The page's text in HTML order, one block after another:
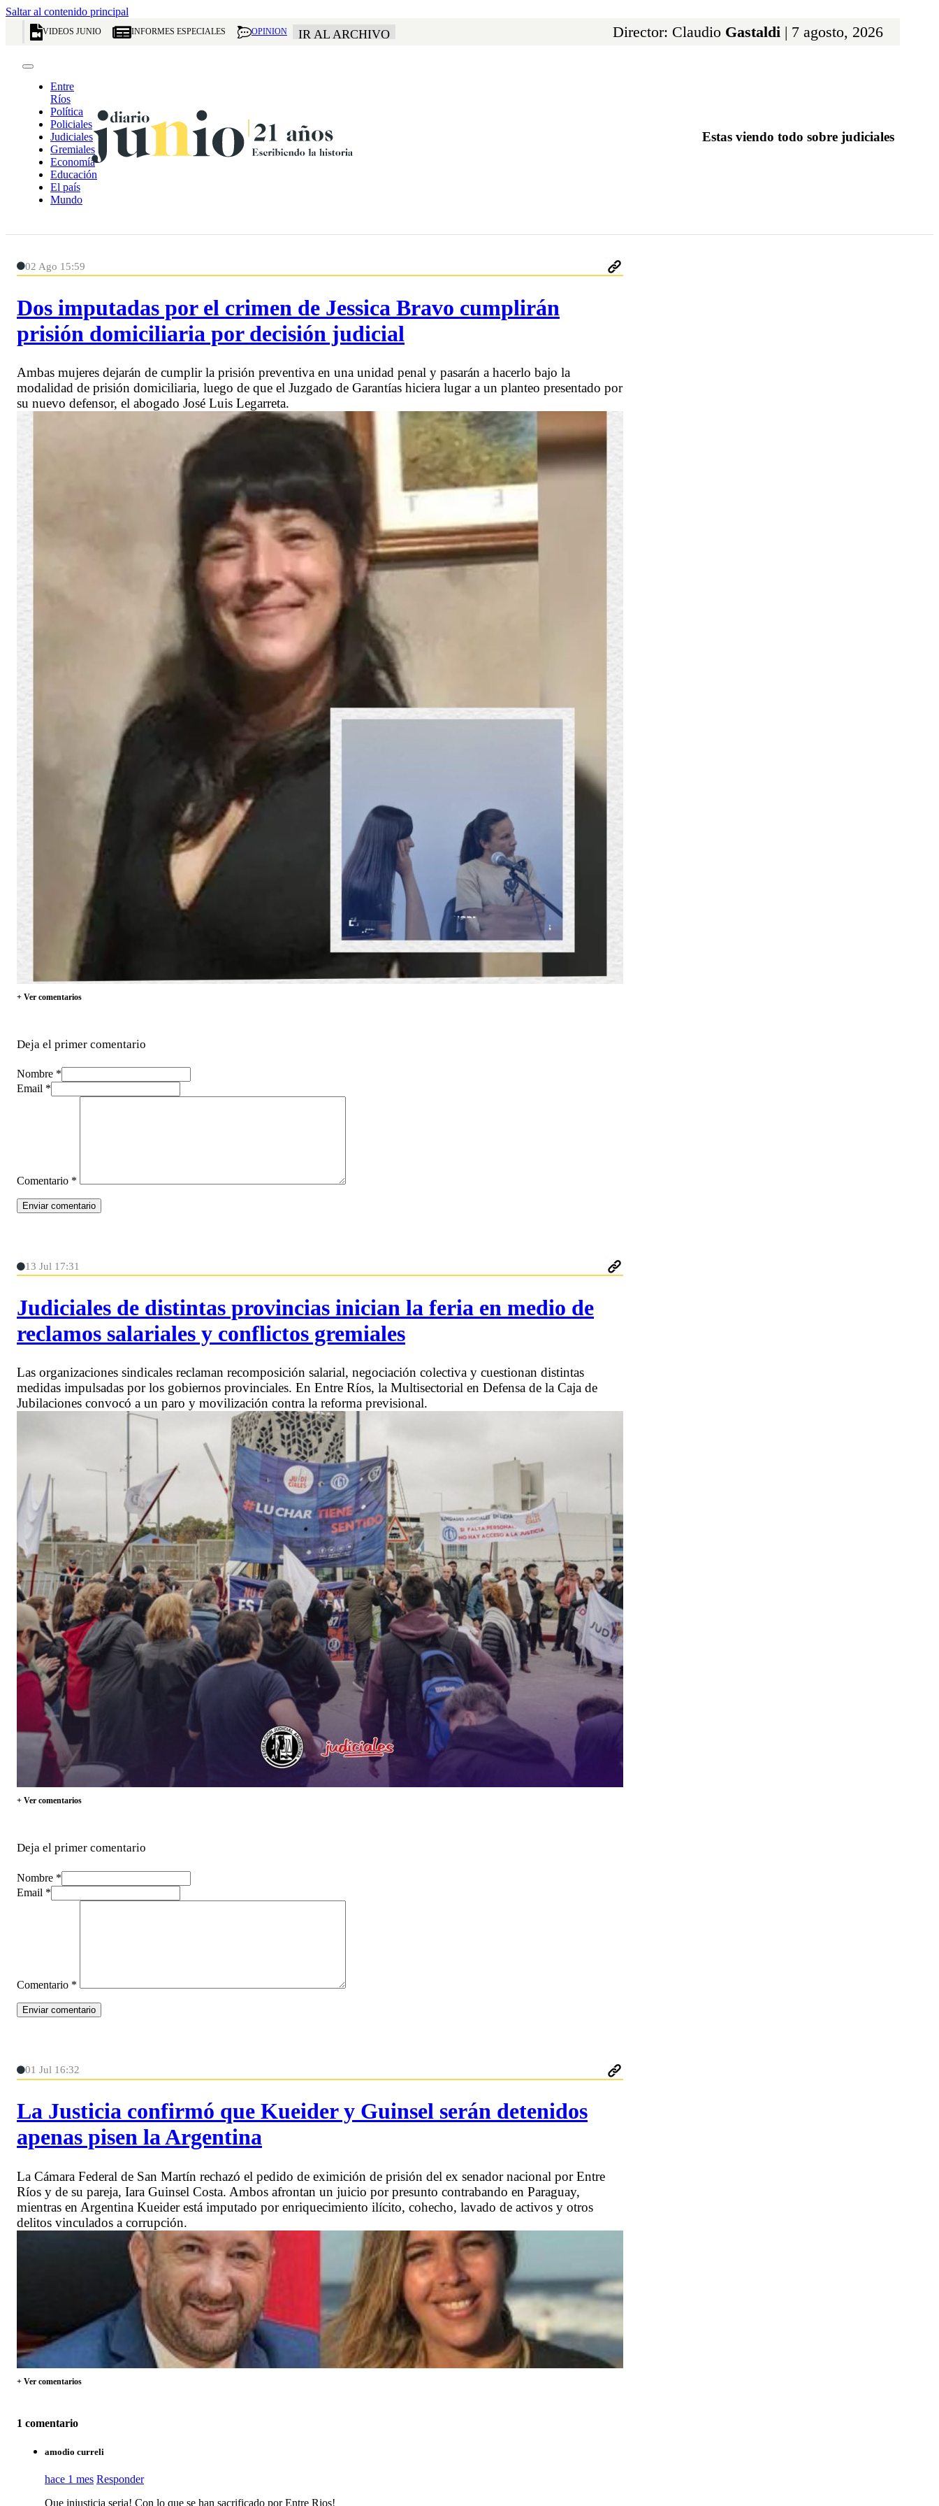
Saltar al contenido principal
VIDEOS JUNIO INFORMES ESPECIALES OPINION IR AL ARCHIVO Director: Claudio Gastaldi | 7 agosto, 2026
Entre
Ríos
Política
Policiales
Judiciales
Gremiales
Economía
Educación
El país
Mundo
Estas viendo todo sobre judiciales
02 Ago 15:59
Dos imputadas por el crimen de Jessica Bravo cumplirán
prisión domiciliaria por decisión judicial
Ambas mujeres dejarán de cumplir la prisión preventiva en una unidad penal y pasarán a hacerlo bajo la
modalidad de prisión domiciliaria, luego de que el Juzgado de Garantías hiciera lugar a un planteo presentado por
su nuevo defensor, el abogado José Luis Legarreta.
+ Ver comentarios
Deja el primer comentario
Nombre *
Email *
Comentario *
13 Jul 17:31
Judiciales de distintas provincias inician la feria en medio de
reclamos salariales y conflictos gremiales
Las organizaciones sindicales reclaman recomposición salarial, negociación colectiva y cuestionan distintas
medidas impulsadas por los gobiernos provinciales. En Entre Ríos, la Multisectorial en Defensa de la Caja de
Jubilaciones convocó a un paro y movilización contra la reforma previsional.
+ Ver comentarios
Deja el primer comentario
Nombre *
Email *
Comentario *
01 Jul 16:32
La Justicia confirmó que Kueider y Guinsel serán detenidos
apenas pisen la Argentina
La Cámara Federal de San Martín rechazó el pedido de eximición de prisión del ex senador nacional por Entre
Ríos y de su pareja, Iara Guinsel Costa. Ambos afrontan un juicio por presunto contrabando en Paraguay,
mientras en Argentina Kueider está imputado por enriquecimiento ilícito, cohecho, lavado de activos y otros
delitos vinculados a corrupción.
+ Ver comentarios
1 comentario
amodio curreli
hace 1 mes Responder
Que injusticia seria! Con lo que se han sacrificado por Entre Rios!